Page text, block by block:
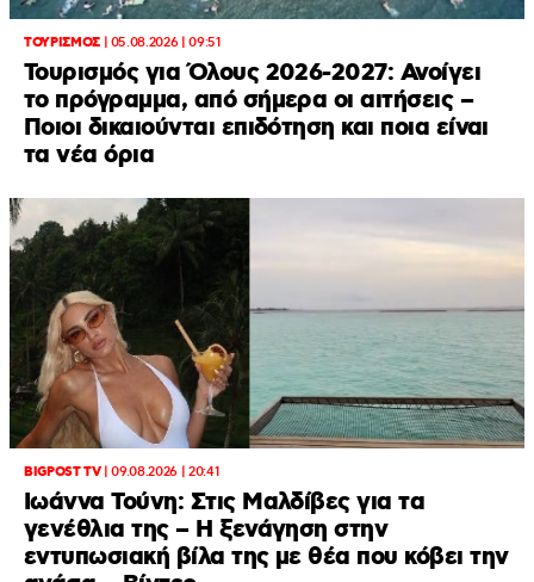
ΤΟΥΡΙΣΜΟΣ| 05.08.2026 | 09:51
Τουρισμός για Όλους 2026-2027: Ανοίγει
το πρόγραμμα, από σήμερα οι αιτήσεις –
Ποιοι δικαιούνται επιδότηση και ποια είναι
τα νέα όρια
BIGPOST TV|09.08.2026 | 20:41
Ιωάννα Τούνη: Στις Μαλδίβες για τα
γενέθλια της – H ξενάγηση στην
εντυπωσιακή βίλα της με θέα που κόβει την